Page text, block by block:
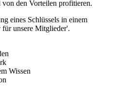
den Vorteilen profitieren.
Wissen